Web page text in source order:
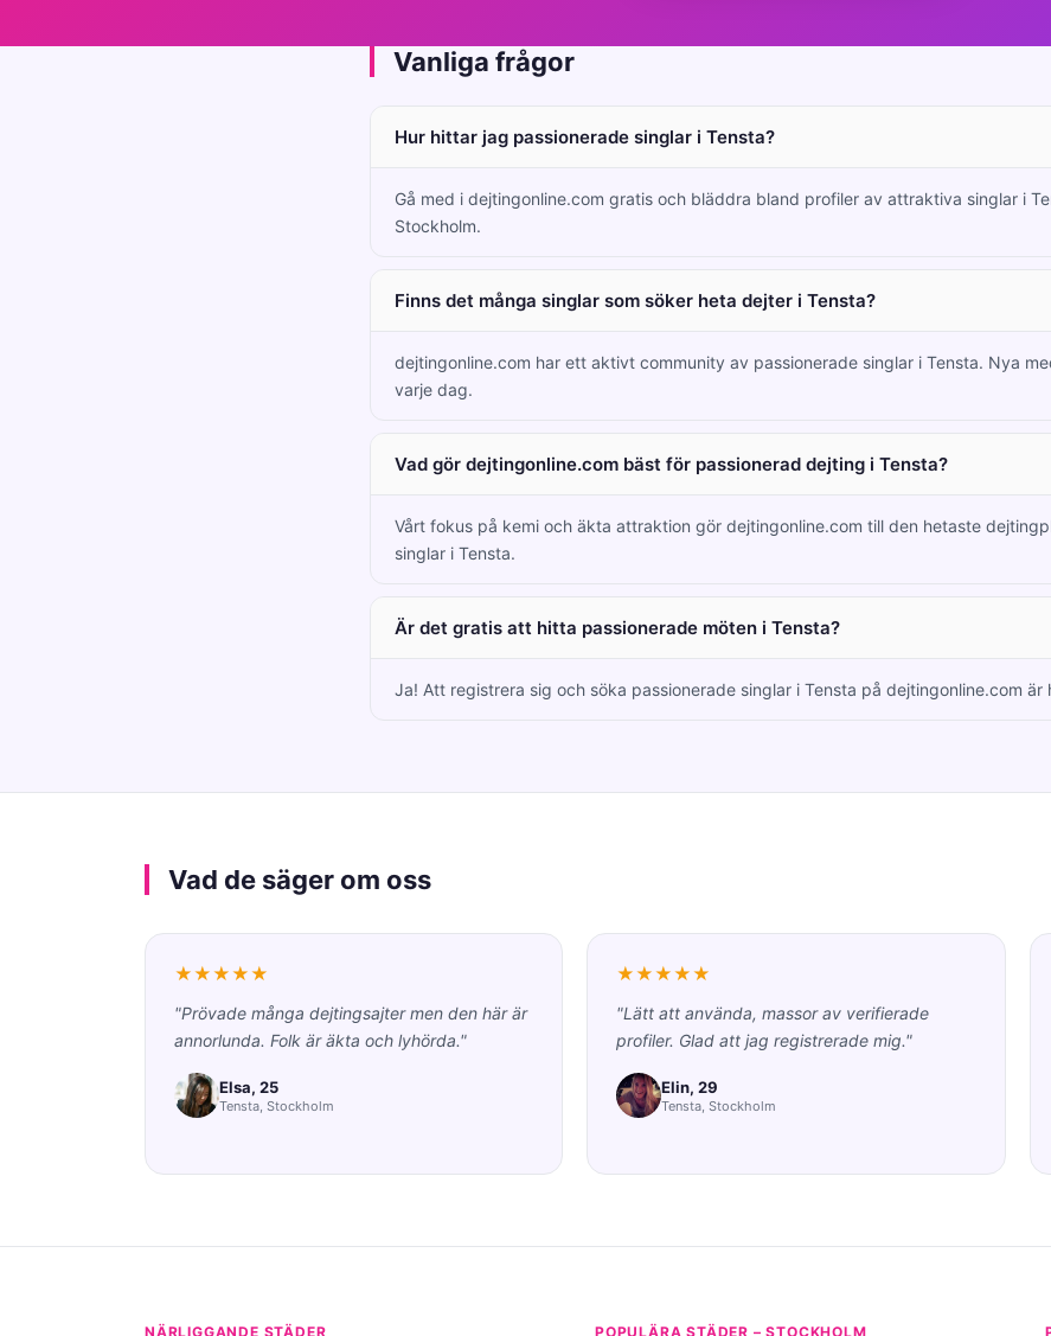
Vanliga frågor
Hur hittar jag passionerade singlar i Tensta?
Gå med i dejtingonline.com gratis och bläddra bland profiler av attraktiva singlar i
Stockholm.
Finns det många singlar som söker heta dejter i Tensta?
dejtingonline.com har ett aktivt community av passionerade singlar i Tensta. Nya
varje dag.
Vad gör dejtingonline.com bäst för passionerad dejting i Tensta?
Vårt fokus på kemi och äkta attraktion gör dejtingonline.com till den hetaste
singlar i Tensta.
Är det gratis att hitta passionerade möten i Tensta?
Ja! Att registrera sig och söka passionerade singlar i Tensta på dejtingonline.com är
Vad de säger om oss
★★★★★
"Prövade många dejtingsajter men den här är
annorlunda. Folk är äkta och lyhörda."
Elsa, 25
Tensta, Stockholm
★★★★★
"Lätt att använda, massor av verifierade
profiler. Glad att jag registrerade mig."
Elin, 29
Tensta, Stockholm
NÄRLIGGANDE STÄDER POPULÄRA STÄDER – STOCKHOLM